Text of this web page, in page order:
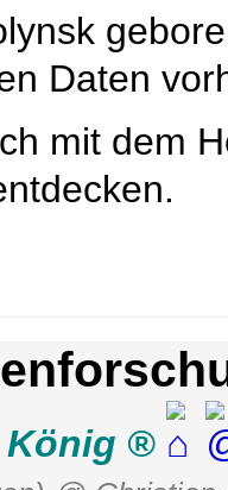
Daten
mit dem
König